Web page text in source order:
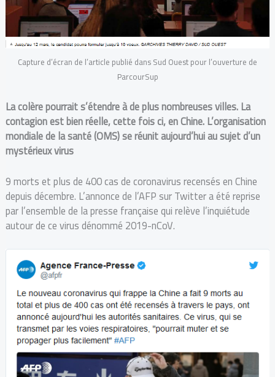
Capture d’écran de l’article publié dans Sud Ouest pour l’ouverture de
ParcourSup
La colère pourrait s’étendre à de plus nombreuses villes. La
contagion est bien réelle, cette fois ci, en Chine. L’organisation
mondiale de la santé (OMS) se réunit aujourd’hui au sujet d’un
mystérieux virus
9 morts et plus de 400 cas de coronavirus recensés en Chine
depuis décembre. L’annonce de l’AFP sur Twitter a été reprise
par l’ensemble de la presse française qui relève l’inquiétude
autour de ce virus dénommé 2019-nCoV.